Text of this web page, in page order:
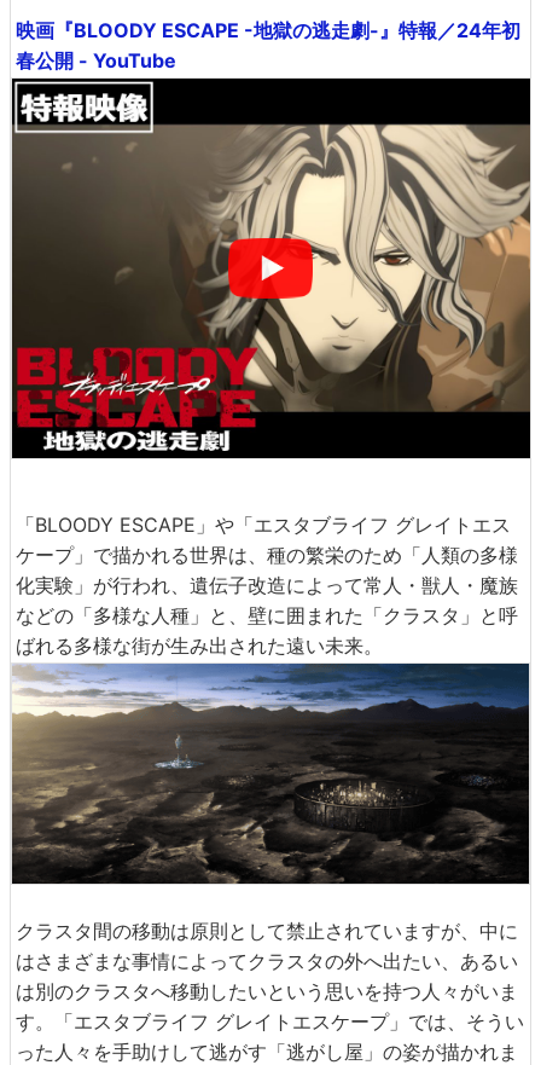
映画『BLOODY ESCAPE -地獄の逃走劇-』特報／24年初
春公開 - YouTube
「BLOODY ESCAPE」や「エスタブライフ グレイトエス
ケープ」で描かれる世界は、種の繁栄のため「人類の多様
化実験」が行われ、遺伝子改造によって常人・獣人・魔族
などの「多様な人種」と、壁に囲まれた「クラスタ」と呼
ばれる多様な街が生み出された遠い未来。
クラスタ間の移動は原則として禁止されていますが、中に
はさまざまな事情によってクラスタの外へ出たい、あるい
は別のクラスタへ移動したいという思いを持つ人々がいま
す。「エスタブライフ グレイトエスケープ」では、そうい
った人々を手助けして逃がす「逃がし屋」の姿が描かれま